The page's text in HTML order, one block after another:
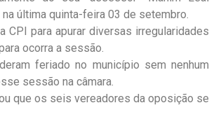
última quinta-feira 03 de setembro.
CPI para apurar diversas irregularidades
ocorra a sessão.
feriado no município sem nenhum
sessão na câmara.
que os seis vereadores da oposição se